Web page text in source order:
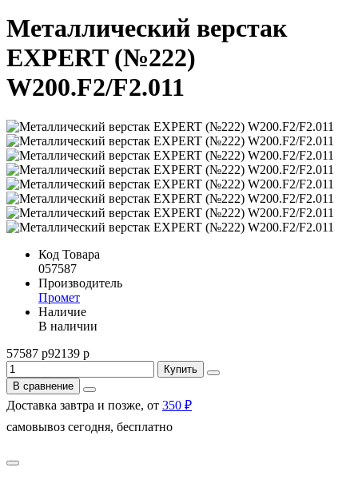
Металлический верстак
EXPERT (№222)
W200.F2/F2.011
Код Товара
057587
Производитель
Промет
Наличие
В наличии
57587 р92139 р
Купить
В сравнение
Доставка завтра и позже, от 350 ₽
самовывоз сегодня, бесплатно